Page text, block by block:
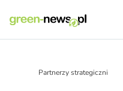
Partnerzy strategiczni